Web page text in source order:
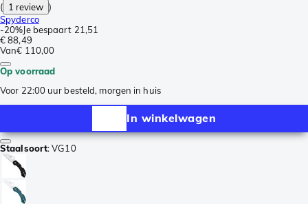
( 1 review )
Spyderco
-20%Je bespaart 21,51
€ 88,49
Van€ 110,00
Op voorraad
Voor 22:00 uur besteld, morgen in huis
In winkelwagen
Staalsoort:VG10